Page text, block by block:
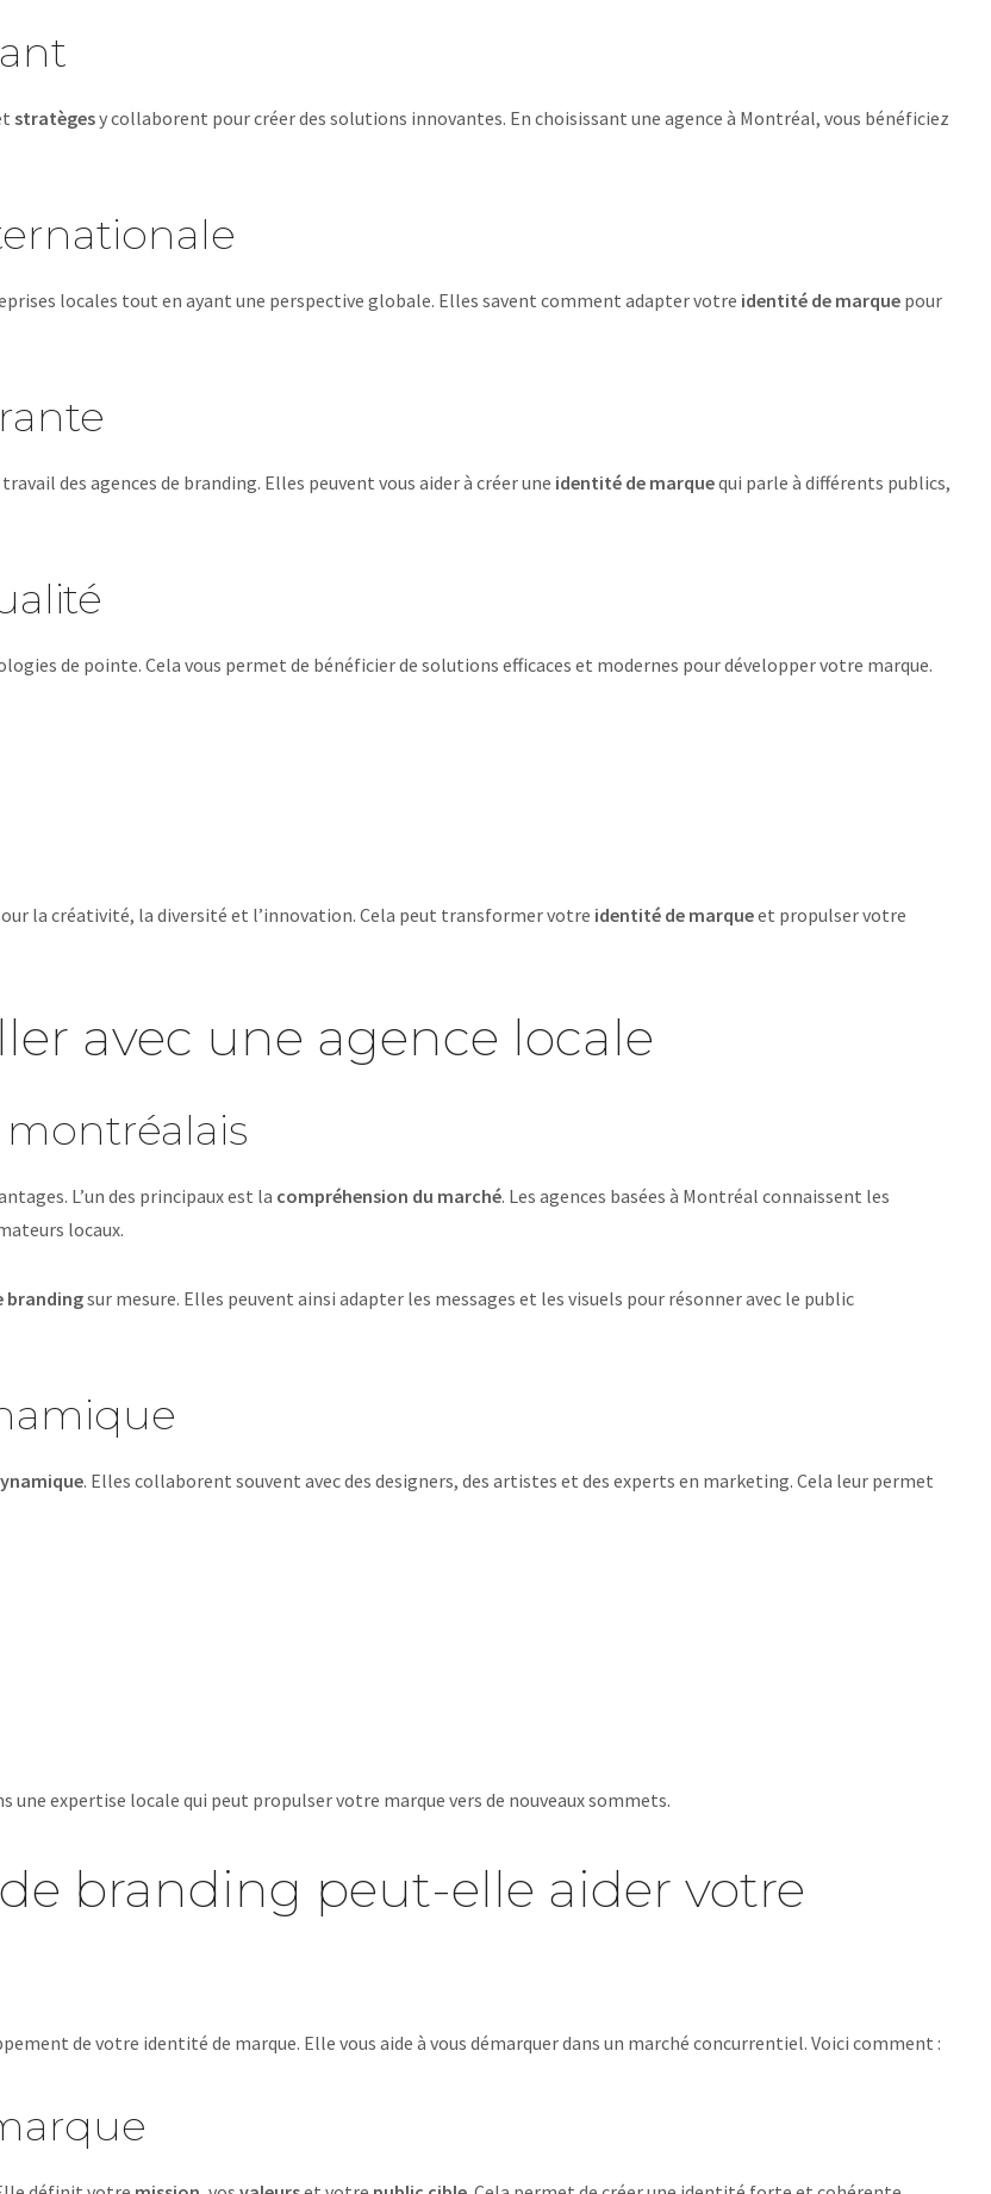
stratègesy collaborent pour créer des solutions innovantes. En choisissant une agence à Montréal, vous bénéficiez
locales tout en ayant une perspective globale. Elles savent comment adapter votre identité de marque pour
des agences de branding. Elles peuvent vous aider à créer une identité de marquequi parle à différents publics,
de pointe. Cela vous permet de bénéficier de solutions efficaces et modernes pour développer votre marque.
la créativité, la diversité et l’innovation. Cela peut transformer votre identité de marqueet propulser votre
avec une agence locale
L’un des principaux est la compréhension du marché. Les agences basées à Montréal connaissent les
locaux.
brandingsur mesure. Elles peuvent ainsi adapter les messages et les visuels pour résonner avec le public
. Elles collaborent souvent avec des designers, des artistes et des experts en marketing. Cela leur permet
une expertise locale qui peut propulser votre marque vers de nouveaux sommets.
branding peut-elle aider votre
de votre identité de marque. Elle vous aide à vous démarquer dans un marché concurrentiel. Voici comment :